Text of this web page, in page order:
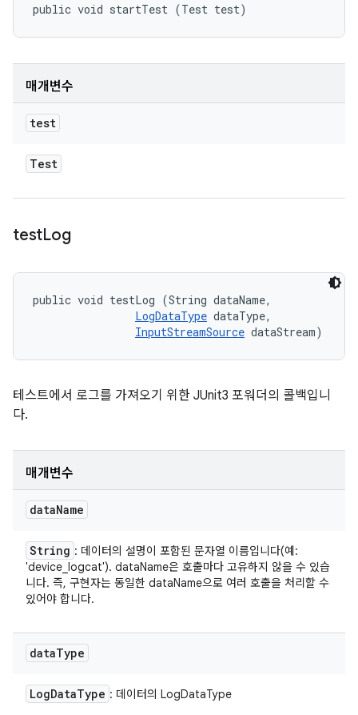
public void startTest (Test test)
매개변수
test
Test
testLog
public void testLog (String dataName,
LogDataType dataType,
InputStreamSource dataStream)
테스트에서 로그를 가져오기 위한 JUnit3 포워더의 콜백입니
다.
매개변수
dataName
String : 데이터의 설명이 포함된 문자열 이름입니다(예:
'device_logcat'). dataName은 호출마다 고유하지 않을 수 있습
니다. 즉, 구현자는 동일한 dataName으로 여러 호출을 처리할 수
있어야 합니다.
dataType
LogDataType : 데이터의 LogDataType